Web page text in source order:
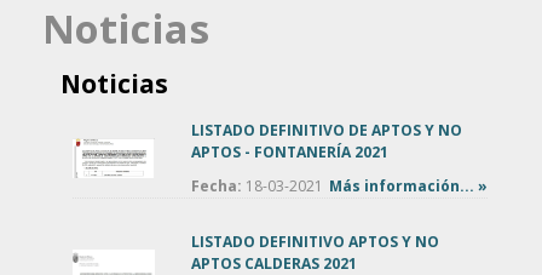
Noticias
Noticias
LISTADO DEFINITIVO DE APTOS Y NO
APTOS - FONTANERÍA 2021
Fecha: 18-03-2021 Más información... »
LISTADO DEFINITIVO APTOS Y NO
APTOS CALDERAS 2021